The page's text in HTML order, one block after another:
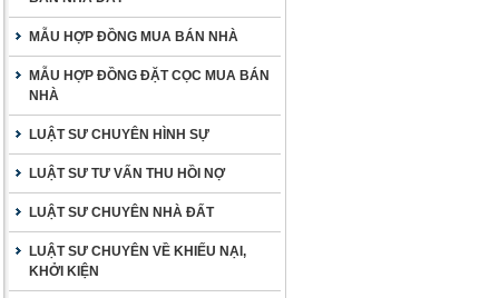
MẪU HỢP ĐỒNG MUA BÁN NHÀ
MẪU HỢP ĐỒNG ĐẶT CỌC MUA BÁN
NHÀ
LUẬT SƯ CHUYÊN HÌNH SỰ
LUẬT SƯ TƯ VẤN THU HỒI NỢ
LUẬT SƯ CHUYÊN NHÀ ĐẤT
LUẬT SƯ CHUYÊN VỀ KHIẾU NẠI,
KHỞI KIỆN